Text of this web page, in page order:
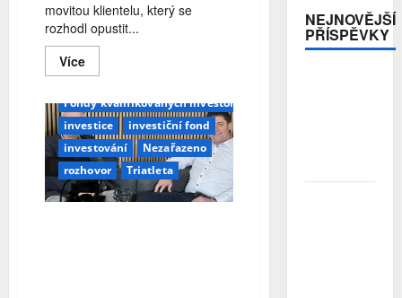
movitou klientelu, který se
rozhodl opustit...
VíceRead
more
privátního
bankéře
zakladatelem
fondu:
Alexandr
Sarnavský
o
fondu,
Alexandr Sarnavský
Finanční poradenství
Fondy kvalifikovaných investorů
investice
investiční fond
investování
Nezařazeno
rozhovor
Triatleta
NEJNOVĚJŠÍ
PŘÍSPĚVKY